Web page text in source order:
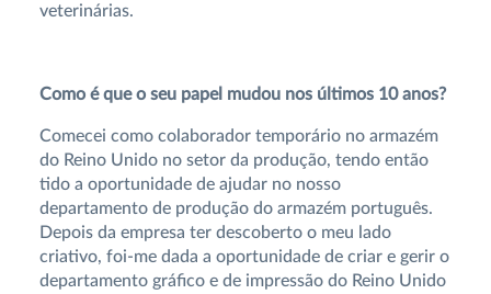
veterinárias.
Como é que o seu papel mudou nos últimos 10 anos?
Comecei como colaborador temporário no armazém
do Reino Unido no setor da produção, tendo então
tido a oportunidade de ajudar no nosso
departamento de produção do armazém português.
Depois da empresa ter descoberto o meu lado
criativo, foi-me dada a oportunidade de criar e gerir o
departamento gráfico e de impressão do Reino Unido